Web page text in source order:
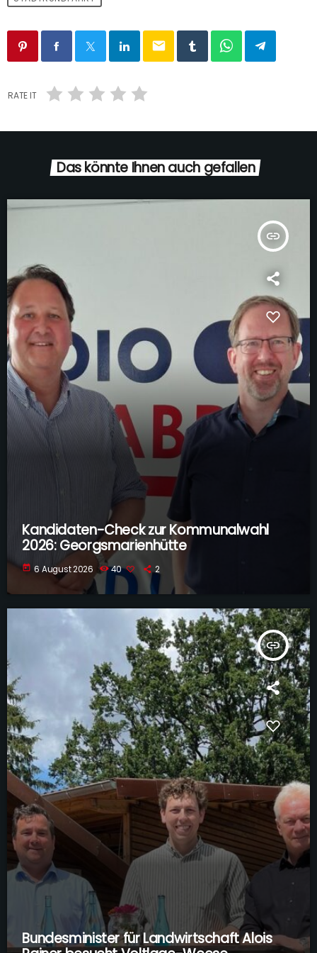
email
RATE IT
Das könnte Ihnen auch gefallen
insert_link
Kandidaten-Check zur Kommunalwahl
2026: Georgsmarienhütte
today 6 August 2026 40 2
insert_link
Bundesminister für Landwirtschaft Alois